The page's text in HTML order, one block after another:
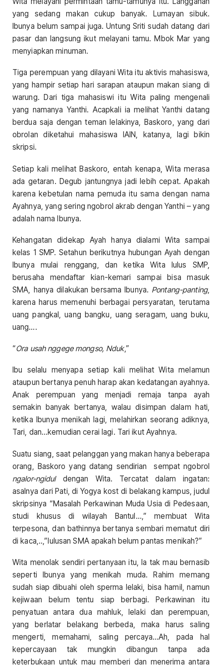
yang sedang makan cukup banyak. Lumayan sibuk.
Ibunya belum sampai juga. Untung Sriti sudah datang dari
pasar dan langsung ikut melayani tamu. Mbok Mar yang
menyiapkan minuman.
Tiga perempuan yang dilayani Wita itu aktivis mahasiswa,
yang hampir setiap hari sarapan ataupun makan siang di
warung. Dari tiga mahasiswi itu Wita paling mengenali
yang namanya Yanthi. Acapkali ia melihat Yanthi datang
berdua saja dengan teman lelakinya, Baskoro, yang dari
obrolan diketahui mahasiswa IAIN, katanya, lagi bikin
skripsi.
Setiap kali melihat Baskoro, entah kenapa, Wita merasa
ada getaran. Degub jantungnya jadi lebih cepat. Apakah
karena kebetulan nama pemuda itu sama dengan nama
Ayahnya, yang sering ngobrol akrab dengan Yanthi – yang
adalah nama Ibunya.
Kehangatan didekap Ayah hanya dialami Wita sampai
kelas 1 SMP. Setahun berikutnya hubungan Ayah dengan
Ibunya mulai renggang, dan ketika Wita lulus SMP,
berusaha mendaftar kian-kemari sampai bisa masuk
SMA, hanya dilakukan bersama Ibunya. Pontang-panting,
karena harus memenuhi berbagai persyaratan, terutama
uang pangkal, uang bangku, uang seragam, uang buku,
uang….
“Ora usah nggege mongso, Nduk,”
Ibu selalu menyapa setiap kali melihat Wita melamun
ataupun bertanya penuh harap akan kedatangan ayahnya.
Anak perempuan yang menjadi remaja tanpa ayah
semakin banyak bertanya, walau disimpan dalam hati,
ketika Ibunya menikah lagi, melahirkan seorang adiknya,
Tari, dan…kemudian cerai lagi. Tari ikut Ayahnya.
Suatu siang, saat pelanggan yang makan hanya beberapa
orang, Baskoro yang datang sendirian sempat ngobrol
ngalor-ngiduldengan Wita. Tercatat dalam ingatan:
asalnya dari Pati, di Yogya kost di belakang kampus, judul
skripsinya “Masalah Perkawinan Muda Usia di Pedesaan,
studi khusus di wilayah Bantul…,” membuat Wita
terpesona, dan bathinnya bertanya sembari mematut diri
di kaca,..,”lulusan SMA apakah belum pantas menikah?”
Wita menolak sendiri pertanyaan itu, Ia tak mau bernasib
seperti Ibunya yang menikah muda. Rahim memang
sudah siap dibuahi oleh sperma lelaki, bisa hamil, namun
kejiwaan belum tentu siap berbagi. Perkawinan itu
penyatuan antara dua mahluk, lelaki dan perempuan,
yang berlatar belakang berbeda, maka harus saling
mengerti, memahami, saling percaya…Ah, pada hal
kepercayaan tak mungkin dibangun tanpa ada
keterbukaan untuk mau memberi dan menerima antara